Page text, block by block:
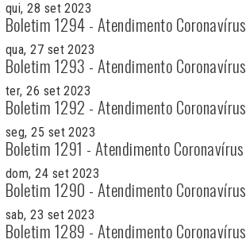
qui, 28 set 2023
Boletim 1294 - Atendimento Coronavírus
qua, 27 set 2023
Boletim 1293 - Atendimento Coronavírus
ter, 26 set 2023
Boletim 1292 - Atendimento Coronavírus
seg, 25 set 2023
Boletim 1291 - Atendimento Coronavírus
dom, 24 set 2023
Boletim 1290 - Atendimento Coronavírus
sab, 23 set 2023
Boletim 1289 - Atendimento Coronavírus